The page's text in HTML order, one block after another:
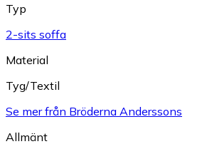
Typ
2-sits soffa
Material
Tyg/Textil
Se mer från Bröderna Anderssons
Allmänt